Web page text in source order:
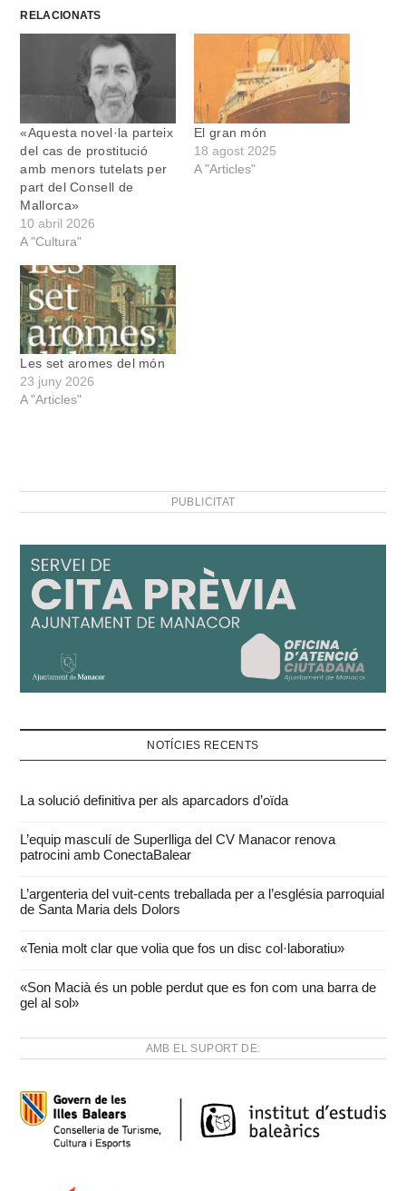
RELACIONATS
«Aquesta novel·la parteix
del cas de prostitució
amb menors tutelats per
part del Consell de
Mallorca»
10 abril 2026
A "Cultura"
El gran món
18 agost 2025
A "Articles"
Les set aromes del món
23 juny 2026
A "Articles"
PUBLICITAT
NOTÍCIES RECENTS
La solució definitiva per als aparcadors d’oïda
L’equip masculí de Superlliga del CV Manacor renova
patrocini amb ConectaBalear
L’argenteria del vuit-cents treballada per a l’església parroquial
de Santa Maria dels Dolors
«Tenia molt clar que volia que fos un disc col·laboratiu»
«Son Macià és un poble perdut que es fon com una barra de
gel al sol»
AMB EL SUPORT DE: